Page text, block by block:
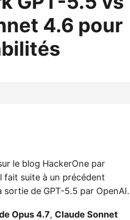
4.6 pour
le blog HackerOne par
fait suite à un précédent
de GPT-5.5 par OpenAI.
Opus 4.7, Claude Sonnet